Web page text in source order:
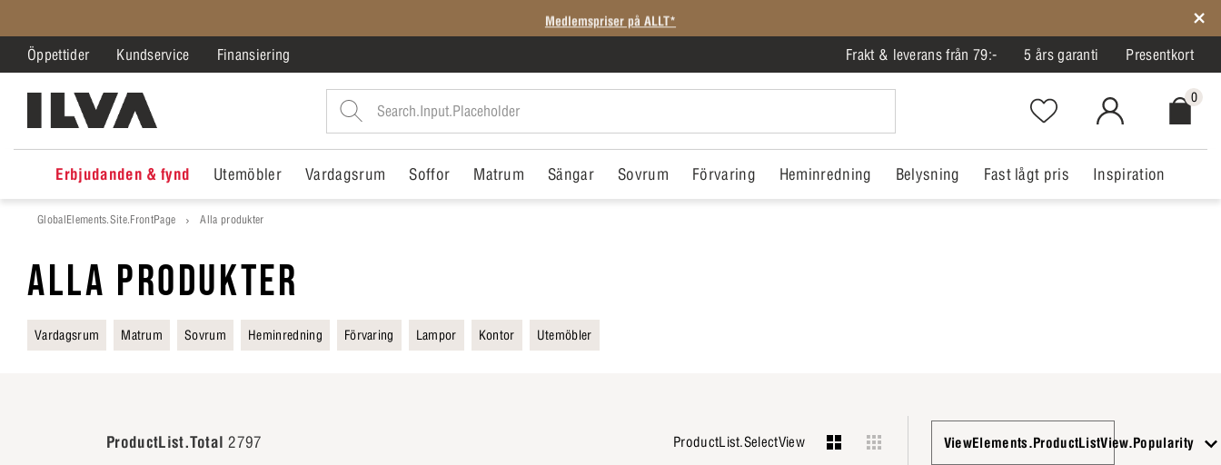
Medlemspriser på ALLT*
Öppettider Kundservice Finansiering Frakt & leverans från 79:- 5 års garanti Presentkort
Favorites.NavigationButton.Text
MitIlva.Login
0
Erbjudanden & fynd Utemöbler Vardagsrum Soffor Matrum Sängar Sovrum Förvaring Heminredning Belysning Fast lågt pris Inspiration
GlobalElements.Site.FrontPage Alla produkter
ALLA PRODUKTER
Vardagsrum Matrum Sovrum Heminredning Förvaring Lampor Kontor Utemöbler
ProductList.Total 2797 ProductList.SelectView ViewElements.ProductListView.Popularity